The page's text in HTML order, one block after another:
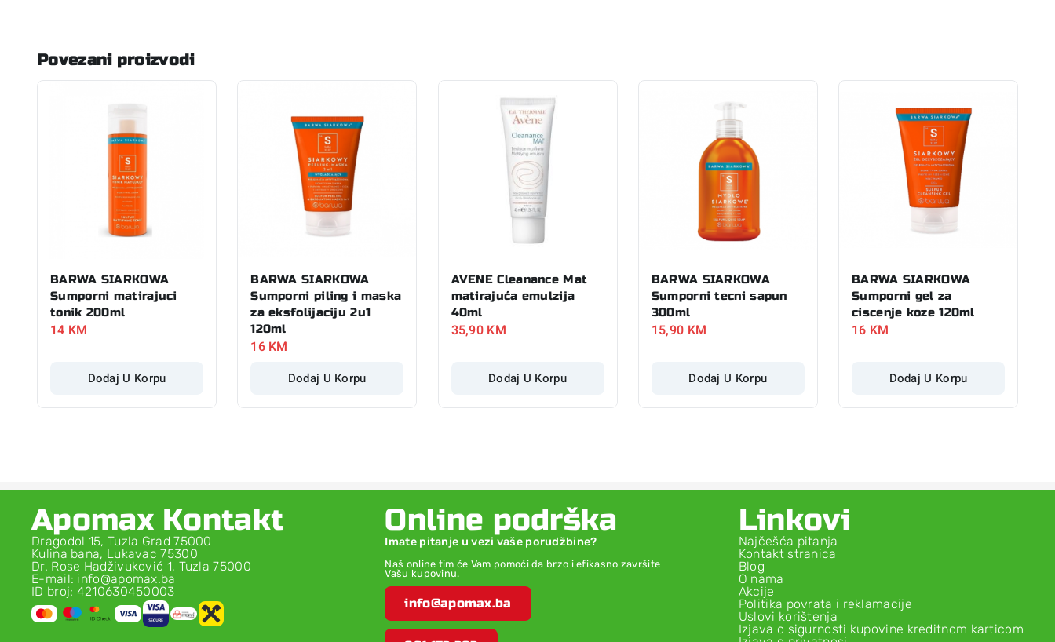
Povezani proizvodi
BARWA SIARKOWA
Sumporni matirajuci
tonik 200ml
14 KM
Dodaj U Korpu
BARWA SIARKOWA
Sumporni piling i maska
za eksfolijaciju 2u1
120ml
16 KM
Dodaj U Korpu
AVENE Cleanance Mat
matirajuća emulzija
40ml
35,90 KM
Dodaj U Korpu
BARWA SIARKOWA
Sumporni tecni sapun
300ml
15,90 KM
Dodaj U Korpu
BARWA SIARKOWA
Sumporni gel za
ciscenje koze 120ml
16 KM
Dodaj U Korpu
Apomax Kontakt
Dragodol 15, Tuzla Grad 75000
Kulina bana, Lukavac 75300
Dr. Rose Hadživuković 1, Tuzla 75000
E-mail: info@apomax.ba
ID broj: 4210630450003
Online podrška
Imate pitanje u vezi vaše porudžbine?
Naš online tim će Vam pomoći da brzo i efikasno završite
Vašu kupovinu.
info@apomax.ba
Linkovi
Najčešća pitanja
Kontakt stranica
Blog
O nama
Akcije
Politika povrata i reklamacije
Uslovi korištenja
Izjava o sigurnosti kupovine kreditnom karticom